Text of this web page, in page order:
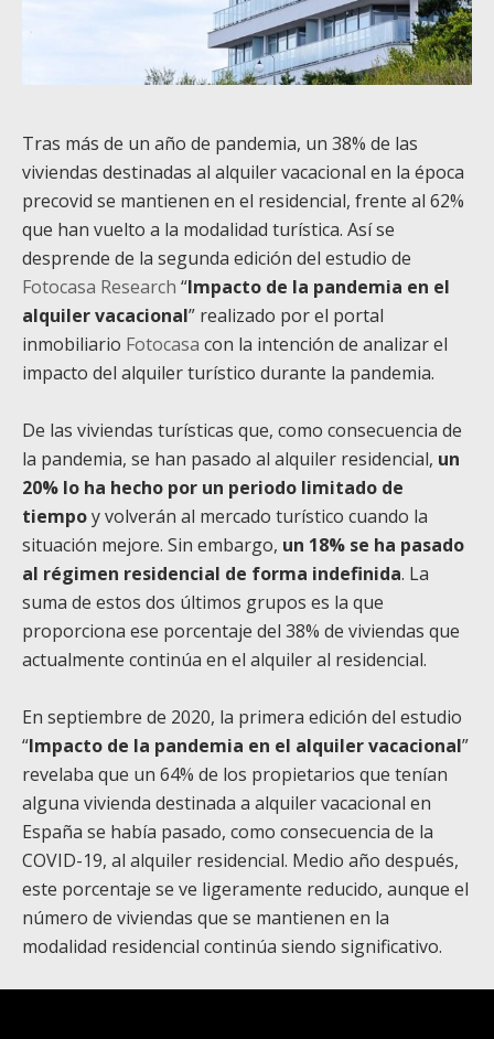
Tras más de un año de pandemia, un 38% de las
viviendas destinadas al alquiler vacacional en la época
precovid se mantienen en el residencial, frente al 62%
que han vuelto a la modalidad turística. Así se
desprende de la segunda edición del estudio de
Fotocasa Research “Impacto de la pandemia en el
alquiler vacacional” realizado por el portal
inmobiliario Fotocasa con la intención de analizar el
impacto del alquiler turístico durante la pandemia.
De las viviendas turísticas que, como consecuencia de
la pandemia, se han pasado al alquiler residencial, un
20% lo ha hecho por un periodo limitado de
tiempoy volverán al mercado turístico cuando la
situación mejore. Sin embargo, un 18% se ha pasado
al régimen residencial de forma indefinida. La
suma de estos dos últimos grupos es la que
proporciona ese porcentaje del 38% de viviendas que
actualmente continúa en el alquiler al residencial.
En septiembre de 2020, la primera edición del estudio
“Impacto de la pandemia en el alquiler vacacional”
revelaba que un 64% de los propietarios que tenían
alguna vivienda destinada a alquiler vacacional en
España se había pasado, como consecuencia de la
COVID-19, al alquiler residencial. Medio año después,
este porcentaje se ve ligeramente reducido, aunque el
número de viviendas que se mantienen en la
modalidad residencial continúa siendo significativo.